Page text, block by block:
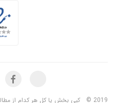
2019 © کپی بخش یا کل هر کدام از